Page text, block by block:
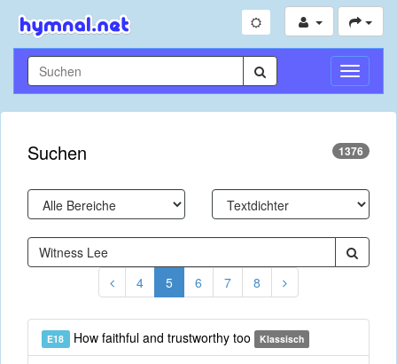
Suchen 1376
4 5 6 7 8
E18 How faithful and trustworthy too Klassisch